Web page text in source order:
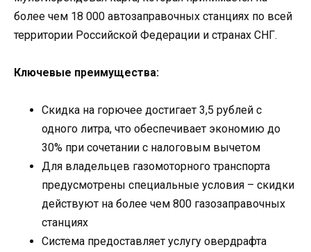
более чем 18 000 автозаправочных станциях по всей
территории Российской Федерации и странах СНГ.
Ключевые преимущества:
Скидка на горючее достигает 3,5 рублей с
одного литра, что обеспечивает экономию до
30% при сочетании с налоговым вычетом
Для владельцев газомоторного транспорта
предусмотрены специальные условия – скидки
действуют на более чем 800 газозаправочных
станциях
Система предоставляет услугу овердрафта